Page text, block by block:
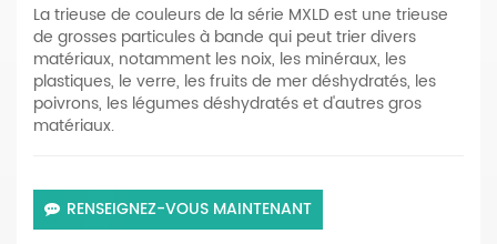
La trieuse de couleurs de la série MXLD est une trieuse
de grosses particules à bande qui peut trier divers
matériaux, notamment les noix, les minéraux, les
plastiques, le verre, les fruits de mer déshydratés, les
poivrons, les légumes déshydratés et d'autres gros
matériaux.
RENSEIGNEZ-VOUS MAINTENANT